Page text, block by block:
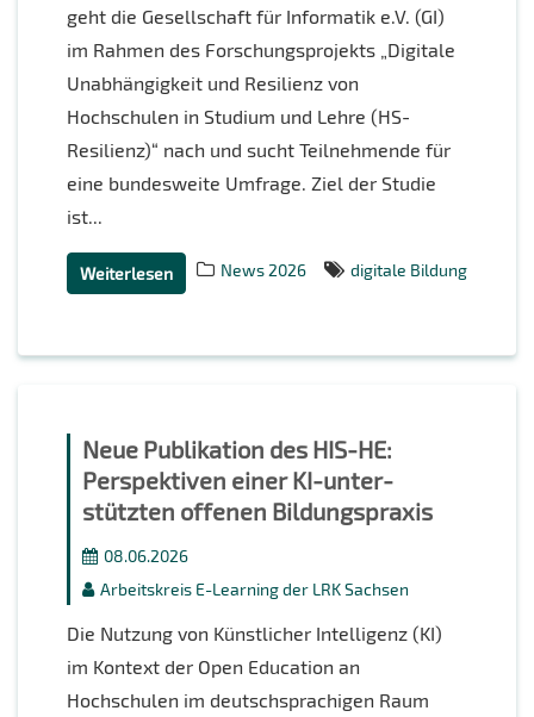
geht die Gesellschaft für Informatik e.V. (GI)
im Rahmen des Forschungsprojekts „Digitale
Unabhängigkeit und Resilienz von
Hochschulen in Studium und Lehre (HS-
Resilienz)“ nach und sucht Teilnehmende für
eine bundesweite Umfrage. Ziel der Studie
ist...
News 2026 digitale Bildung
Weiterlesen
Neue Publikation des HIS-HE:
Perspektiven einer KI-unter­
stützten offenen Bildungspraxis
08.06.2026
Arbeitskreis E-Learning der LRK Sachsen
Die Nutzung von Künstlicher Intelligenz (KI)
im Kontext der Open Education an
Hochschulen im deutschsprachigen Raum